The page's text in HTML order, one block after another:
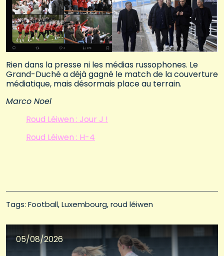
Rien dans la presse ni les médias russophones. Le
Grand-Duché a déjà gagné le match de la couverture
médiatique, mais désormais place au terrain.
Marco Noel
Roud Léiwen : Jour J !
Roud Léiwen : H-4
Tags: Football Luxembourg roud léiwen
05/08/2026